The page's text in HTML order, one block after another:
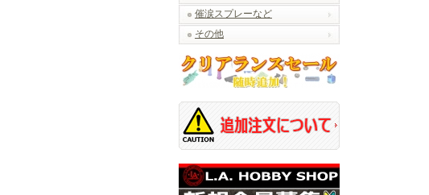
催涙スプレーなど
その他